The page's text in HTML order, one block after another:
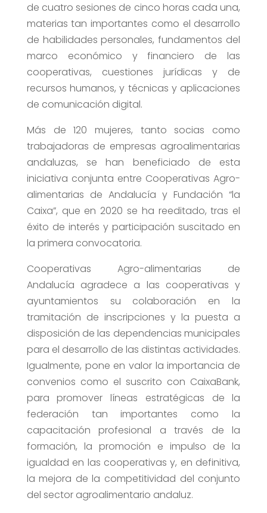
de cuatro sesiones de cinco horas cada una,
materias tan importantes como el desarrollo
de habilidades personales, fundamentos del
marco económico y financiero de las
cooperativas, cuestiones jurídicas y de
recursos humanos, y técnicas y aplicaciones
de comunicación digital.
Más de 120 mujeres, tanto socias como
trabajadoras de empresas agroalimentarias
andaluzas, se han beneficiado de esta
iniciativa conjunta entre Cooperativas Agro-
alimentarias de Andalucía y Fundación “la
Caixa”, que en 2020 se ha reeditado, tras el
éxito de interés y participación suscitado en
la primera convocatoria.
Cooperativas Agro-alimentarias de
Andalucía agradece a las cooperativas y
ayuntamientos su colaboración en la
tramitación de inscripciones y la puesta a
disposición de las dependencias municipales
para el desarrollo de las distintas actividades.
Igualmente, pone en valor la importancia de
convenios como el suscrito con CaixaBank,
para promover líneas estratégicas de la
federación tan importantes como la
capacitación profesional a través de la
formación, la promoción e impulso de la
igualdad en las cooperativas y, en definitiva,
la mejora de la competitividad del conjunto
del sector agroalimentario andaluz.